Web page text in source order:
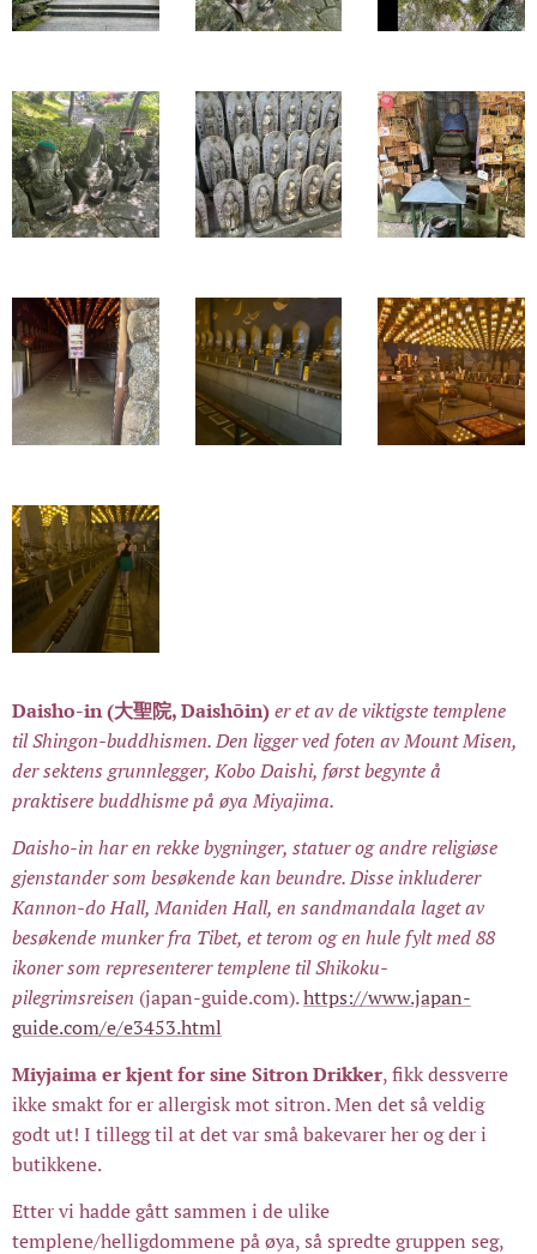
Daisho-in (大聖院, Daishōin)er et av de viktigste templene
til Shingon-buddhismen. Den ligger ved foten av Mount Misen,
der sektens grunnlegger, Kobo Daishi, først begynte å
praktisere buddhisme på øya Miyajima.
Daisho-in har en rekke bygninger, statuer og andre religiøse
gjenstander som besøkende kan beundre. Disse inkluderer
Kannon-do Hall, Maniden Hall, en sandmandala laget av
besøkende munker fra Tibet, et terom og en hule fylt med 88
ikoner som representerer templene til Shikoku-
pilegrimsreisen (japan-guide.com).https://www.japan-
guide.com/e/e3453.html
Miyjaima er kjent for sine Sitron Drikker, fikk dessverre
ikke smakt for er allergisk mot sitron. Men det så veldig
godt ut! I tillegg til at det var små bakevarer her og der i
butikkene.
Etter vi hadde gått sammen i de ulike
templene/helligdommene på øya, så spredte gruppen seg,